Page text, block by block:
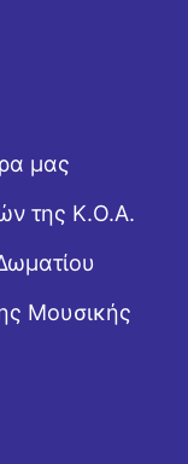
μας
της Κ.Ο.Α.
Μουσικής